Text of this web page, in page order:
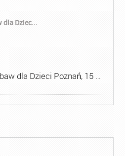
dla Dziec...
dla Dzieci Poznań, 15 …